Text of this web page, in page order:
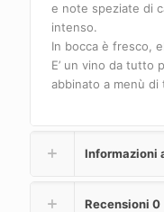
e note speziate di
intenso.
In bocca è fresco,
E’ un vino da tutto
abbinato a menù di
Informazioni
Recensioni 0